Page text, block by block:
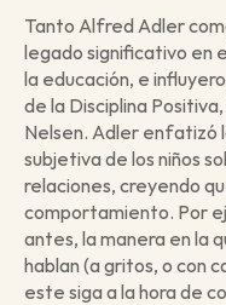
Tanto Alfred Adler
legado significativo en
la educación, e
de la Disciplina
Nelsen. Adler enfatizó
subjetiva de los niños
relaciones, creyendo
comportamiento. Por
antes, la manera en la
hablan (a gritos, o con
este siga a la hora de